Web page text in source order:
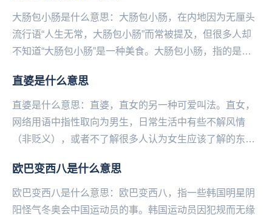
大肠包小肠是什么意思：大肠包小肠，在内地因为无厘头
流行语“人生无常，大肠包小肠”而常被提及，但很多人却
不知道“大肠包小肠”是一种美食。大肠包小肠，指的是台
直婆是什么意思
直婆是什么意思：直婆，直女的另‌‌‌‌‌‌‌‌‌‌一种可爱叫法。直女，
网络用语中指‌‌‌‌‌‌‌‌‌‌‌性取向为男生，日常生活中有些不解风情
（非贬义），或者不了解很多人认为女生应该了解的东西
欧巴变西八是什么意思
欧巴变西八是什么意思：欧巴变西八，指一些‌‌‌‌‌‌‌‌‌‌‌‌韩国明星阴
阳怪气冬奥会中国运动员的事。韩国运动员因犯规而无缘